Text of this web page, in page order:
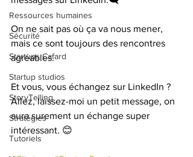
Ressources humaines
Sécurité
Startups Cafard
Startup studios
StoryTelling
Stratégies
Tutoriels
On ne sait pas où ça va nous mener,
mais ce sont toujours des rencontres
agréables.
Et vous, vous échangez sur LinkedIn ?
Allez, laissez-moi un petit message, on
aura surement un échange super
intéressant. 😊